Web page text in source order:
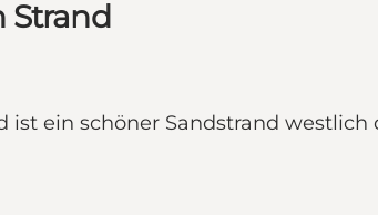
Strand
ist ein schöner Sandstrand